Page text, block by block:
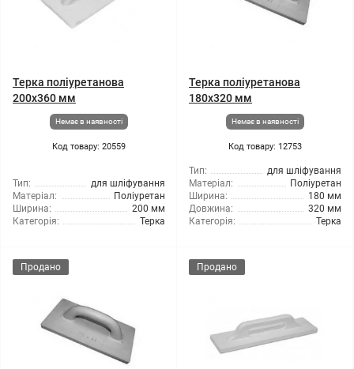
Терка поліуретанова
200x360 мм
Немає в наявності
Код товару: 20559
Тип:
для шліфування
Матеріал:
Поліуретан
Ширина:
200 мм
Категорія:
Терка
Терка поліуретанова
180x320 мм
Немає в наявності
Код товару: 12753
Тип:
для шліфування
Матеріал:
Поліуретан
Ширина:
180 мм
Довжина:
320 мм
Категорія:
Терка
Продано Продано